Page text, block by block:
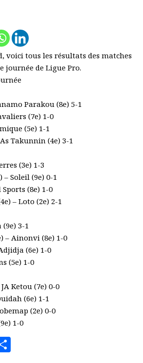
voici tous les résultats des matches
journée de Ligue Pro.
Parakou (8e) 5-1
(7e) 1-0
(5e) 1-1
Takunnin (4e) 3-1
(3e) 1-3
– Soleil (9e) 0-1
(8e) 1-0
– Loto (2e) 2-1
3-1
– Ainonvi (8e) 1-0
(6e) 1-0
(5e) 1-0
Ketou (7e) 0-0
(6e) 1-1
(2e) 0-0
1-0